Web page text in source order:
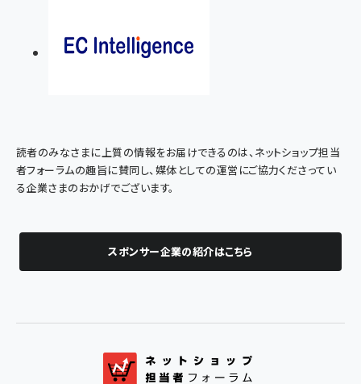
読者のみなさまに上質の情報をお届けできるのは、ネットショップ担当
者フォーラムの趣旨に賛同し、媒体としての運営にご協力くださってい
る企業さまのおかげでございます。
スポンサー企業の紹介はこちら